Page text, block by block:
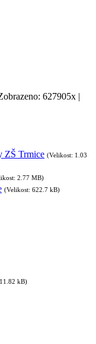
627905x |
ZŠ Trmice (Velikost: 1.03
2.77 MB)
(Velikost: 622.7 kB)
kB)